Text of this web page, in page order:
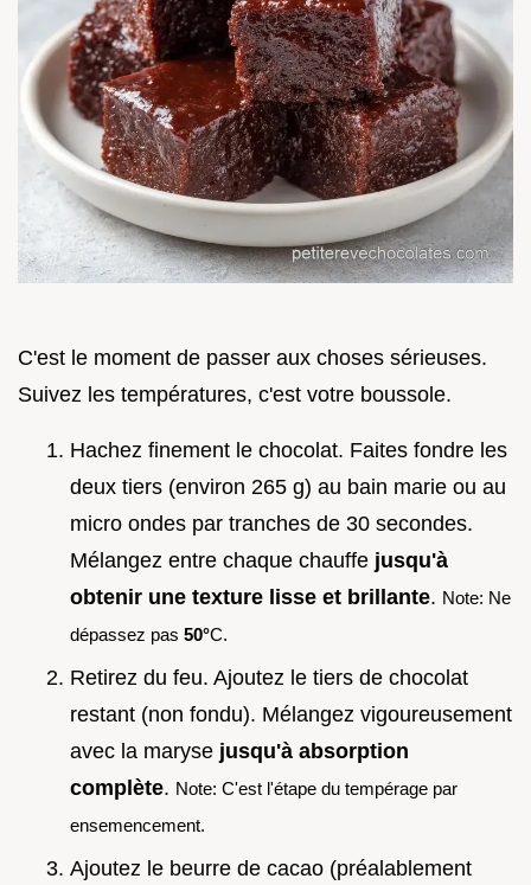
C'est le moment de passer aux choses sérieuses.
Suivez les températures, c'est votre boussole.
Hachez finement le chocolat. Faites fondre les
deux tiers (environ 265 g) au bain marie ou au
micro ondes par tranches de 30 secondes.
Mélangez entre chaque chauffe jusqu'à
obtenir une texture lisse et brillante. Note: Ne
dépassez pas 50°C.
Retirez du feu. Ajoutez le tiers de chocolat
restant (non fondu). Mélangez vigoureusement
avec la maryse jusqu'à absorption
complète. Note: C'est l'étape du tempérage par
ensemencement.
Ajoutez le beurre de cacao (préalablement